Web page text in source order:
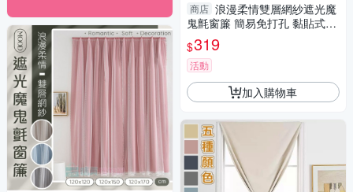
商店 浪漫柔情雙層網紗遮光魔
鬼氈窗簾 簡易免打孔 黏貼式窗
簾 隔熱 遮光遮陽 窗簾布 門簾
不透光
$319
活動
加入購物車